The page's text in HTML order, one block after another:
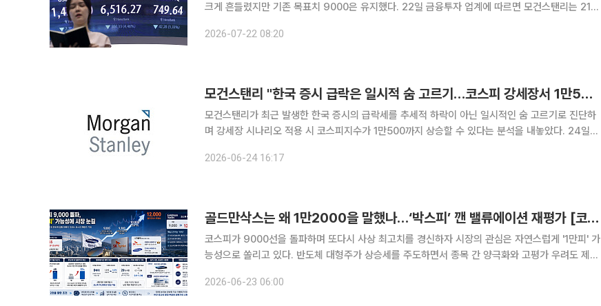
크게 흔들렸지만 기존 목표치 9000은 유지했다. 22일 금융투자 업계에 따르면 모건스탠리는 21일
은 아니라고 분석했다. 여러 지표가 코스피의 바닥 근접을 시사한다는
2026-07-22 08:20
모건스탠리 "한국 증시 급락은 일시적 숨 고르기…코스피 강세장서 1만500 진입 가능"
모건스탠리가 최근 발생한 한국 증시의 급락세를 추세적 하락이 아닌 일시적인 숨 고르기로 진단하
며 강세장 시나리오 적용 시 코스피지수가 1만500까지 상승할 수 있다는 분석을 내놓았다. 24일
으로 마이크론의 약세와 비우호적인 정책 관련 발언 등을 지목했으며
2026-06-24 16:17
골드만삭스는 왜 1만2000을 말했나…‘박스피’ 깬 밸류에이션 재평가 [코스피 1만 시대의 조건①]
코스피가 9000선을 돌파하며 또다시 사상 최고치를 경신하자 시장의 관심은 자연스럽게 '1만피' 가
능성으로 쏠리고 있다. 반도체 대형주가 상승세를 주도하면서 종목 간 양극화와 고평가 우려도 제기
체 업황 회복과 인공지능(AI) 투자 확대에 힘입어 기업 이익 전망
2026-06-23 06:00